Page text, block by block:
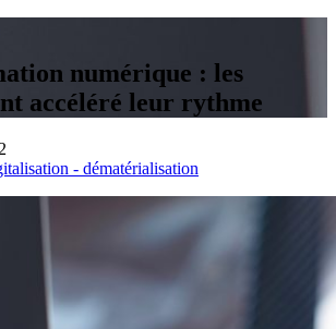
numérique : les
accéléré leur rythme
- dématérialisation